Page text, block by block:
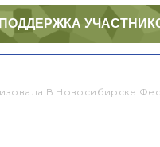
ПОДДЕРЖКА
В Новосибирске